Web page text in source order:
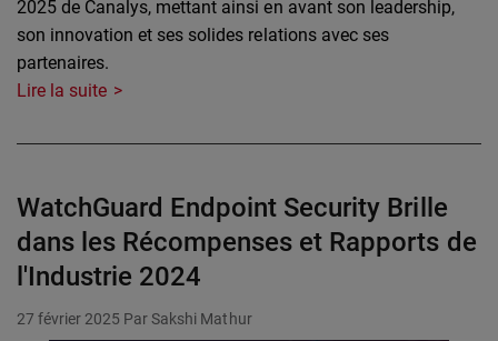
2025 de Canalys, mettant ainsi en avant son leadership,
son innovation et ses solides relations avec ses
partenaires.
Lire la suite
WatchGuard Endpoint Security Brille
dans les Récompenses et Rapports de
l'Industrie 2024
27 février 2025 Par Sakshi Mathur